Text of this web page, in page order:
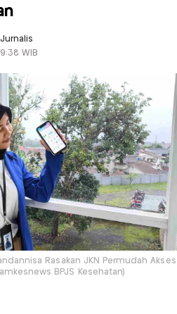
Jurnalis
WIB
Rasakan JKN Permudah Akses
BPJS Kesehatan)